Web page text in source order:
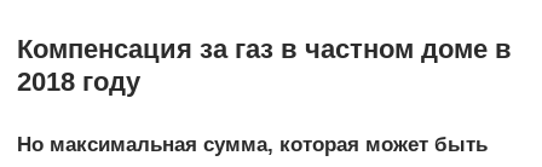
Компенсация за газ в частном доме в
2018 году
Но максимальная сумма, которая может быть